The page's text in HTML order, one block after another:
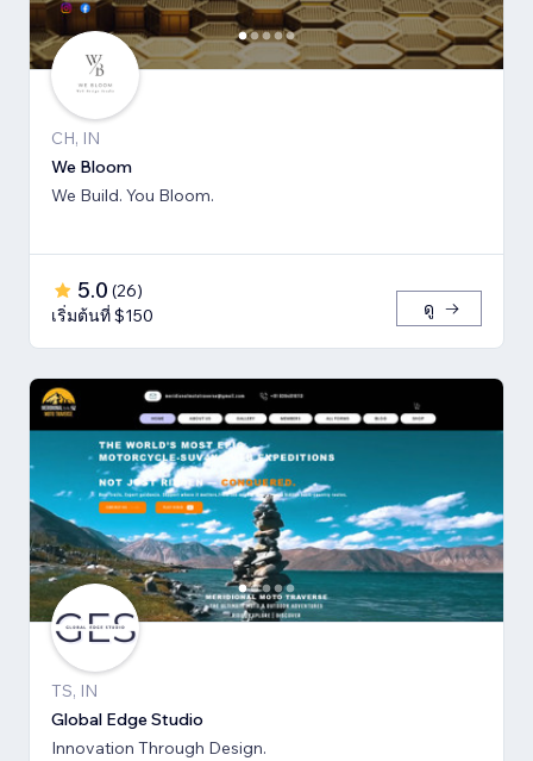
CH, IN
We Bloom
We Build. You Bloom.
5.0 (26)
เริ่มต้นที่ $150
ดู
TS, IN
Global Edge Studio
Innovation Through Design.